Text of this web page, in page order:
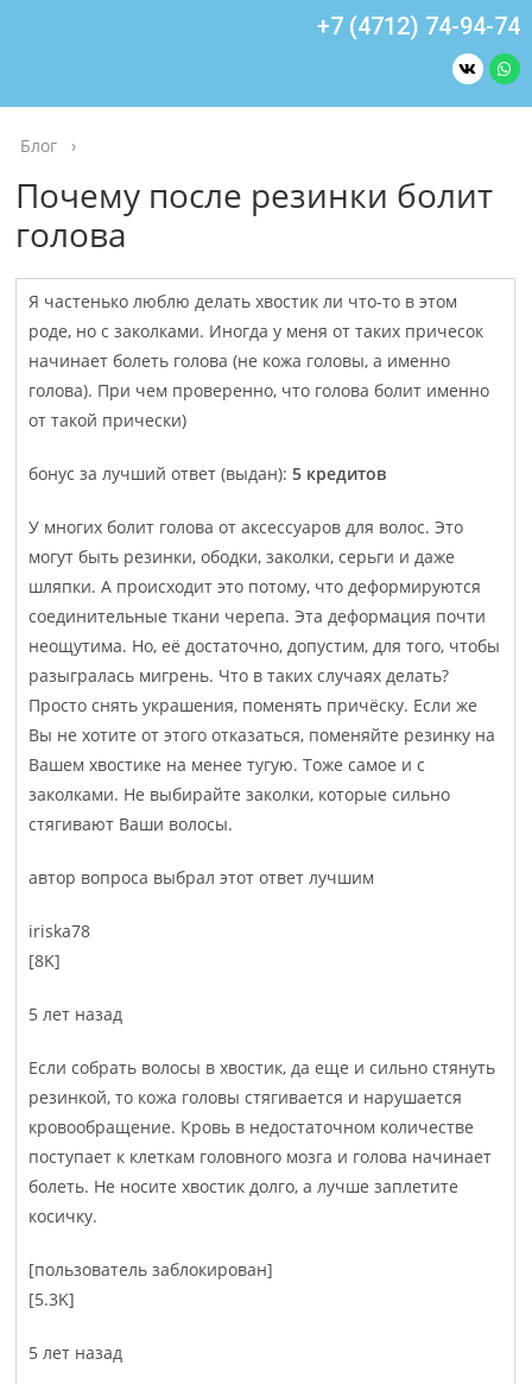
+7 (4712) 74-94-74
Блог ›
Почему после резинки болит
голова
Я частенько люблю делать хвостик ли что-то в этом
роде, но с заколками. Иногда у меня от таких причесок
начинает болеть голова (не кожа головы, а именно
голова). При чем проверенно, что голова болит именно
от такой прически)
бонус за лучший ответ (выдан):5 кредитов
У многих болит голова от аксессуаров для волос. Это
могут быть резинки, ободки, заколки, серьги и даже
шляпки. А происходит это потому, что деформируются
соединительные ткани черепа. Эта деформация почти
неощутима. Но, её достаточно, допустим, для того, чтобы
разыгралась мигрень. Что в таких случаях делать?
Просто снять украшения, поменять причёску. Если же
Вы не хотите от этого отказаться, поменяйте резинку на
Вашем хвостике на менее тугую. Тоже самое и с
заколками. Не выбирайте заколки, которые сильно
стягивают Ваши волосы.
автор вопроса выбрал этот ответ лучшим
irisk­a78
[8K]
5 лет назад
Если собрать волосы в хвостик, да еще и сильно стянуть
резинкой, то кожа головы стягивается и нарушается
кровообращение. Кровь в недостаточном количестве
поступает к клеткам головного мозга и голова начинает
болеть. Не носите хвостик долго, а лучше заплетите
косичку.
[поль­зоват­ель забло­киров­ан]
[5.3K]
5 лет назад